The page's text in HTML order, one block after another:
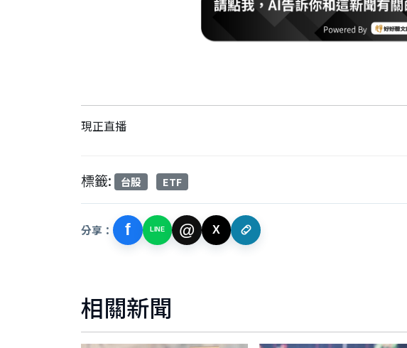
現正直播
標籤: 台股 ETF
分享： f LINE @ X
相關新聞